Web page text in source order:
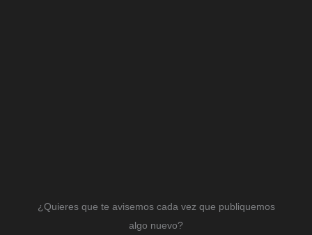
¿Quieres que te avisemos cada vez que publiquemos
algo nuevo?